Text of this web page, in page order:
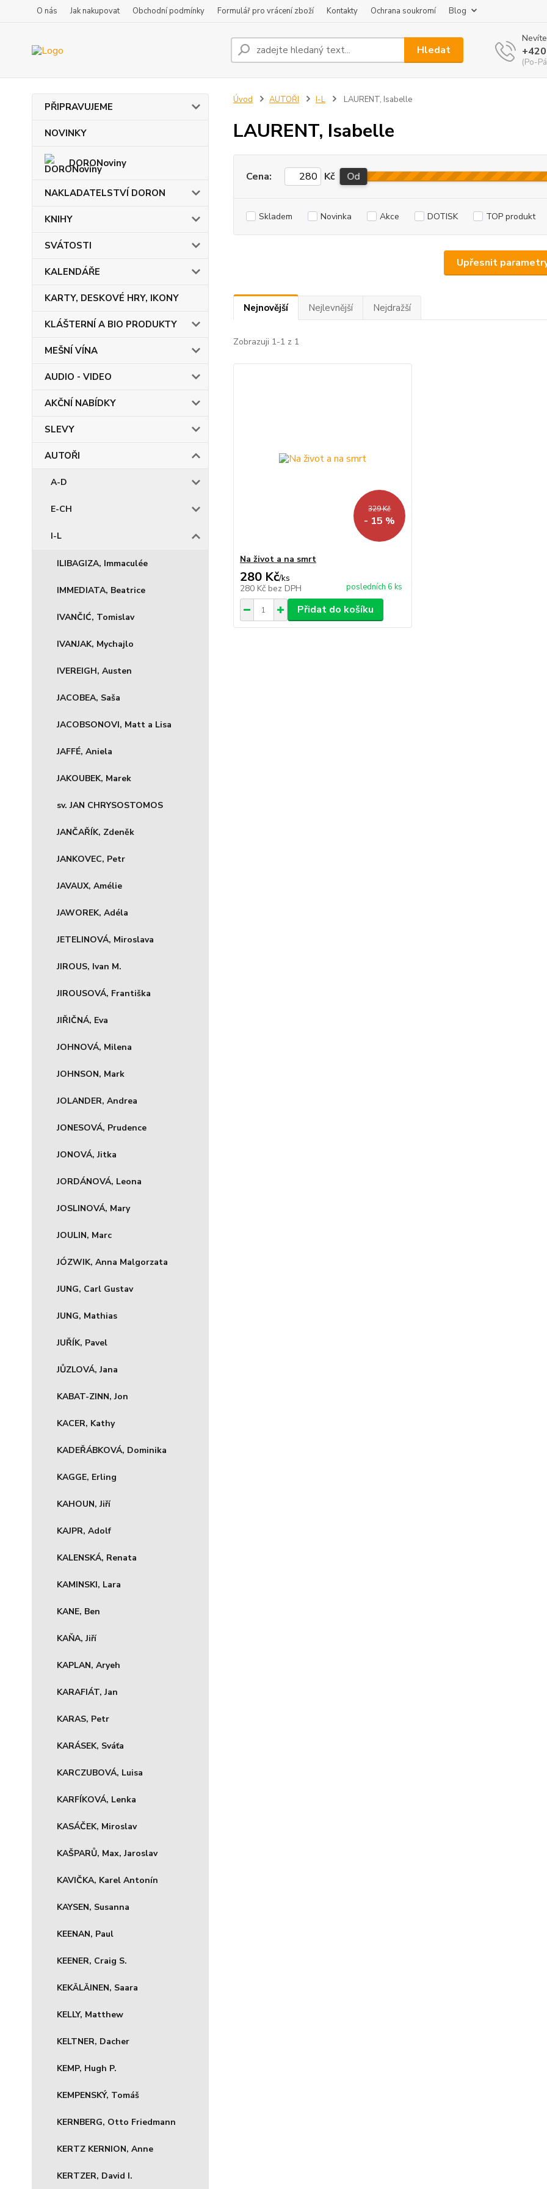
O nás Jak nakupovat Obchodní podmínky Formulář pro vrácení zboží Kontakty Ochrana soukromí Blog
Hledat
(Po-
PŘIPRAVUJEME
NOVINKY
DORONoviny
NAKLADATELSTVÍ DORON
KNIHY
SVÁTOSTI
KALENDÁŘE
KARTY, DESKOVÉ HRY, IKONY
KLÁŠTERNÍ A BIO PRODUKTY
MEŠNÍ VÍNA
AUDIO - VIDEO
AKČNÍ NABÍDKY
SLEVY
AUTOŘI
A-D
E-CH
I-L
ILIBAGIZA, Immaculée
IMMEDIATA, Beatrice
IVANČIĆ, Tomislav
IVANJAK, Mychajlo
IVEREIGH, Austen
JACOBEA, Saša
JACOBSONOVI, Matt a Lisa
JAFFÉ, Aniela
JAKOUBEK, Marek
sv. JAN CHRYSOSTOMOS
JANČAŘÍK, Zdeněk
JANKOVEC, Petr
JAVAUX, Amélie
JAWOREK, Adéla
JETELINOVÁ, Miroslava
JIROUS, Ivan M.
JIROUSOVÁ, Františka
JIŘIČNÁ, Eva
JOHNOVÁ, Milena
JOHNSON, Mark
JOLANDER, Andrea
JONESOVÁ, Prudence
JONOVÁ, Jitka
JORDÁNOVÁ, Leona
JOSLINOVÁ, Mary
JOULIN, Marc
JÓZWIK, Anna Malgorzata
JUNG, Carl Gustav
JUNG, Mathias
JUŘÍK, Pavel
JŮZLOVÁ, Jana
KABAT-ZINN, Jon
KACER, Kathy
KADEŘÁBKOVÁ, Dominika
KAGGE, Erling
KAHOUN, Jiří
KAJPR, Adolf
KALENSKÁ, Renata
KAMINSKI, Lara
KANE, Ben
KAŇA, Jiří
KAPLAN, Aryeh
KARAFIÁT, Jan
KARAS, Petr
KARÁSEK, Sváťa
KARCZUBOVÁ, Luisa
KARFÍKOVÁ, Lenka
KASÁČEK, Miroslav
KAŠPARŮ, Max, Jaroslav
KAVIČKA, Karel Antonín
KAYSEN, Susanna
KEENAN, Paul
KEENER, Craig S.
KEKÄLÄINEN, Saara
KELLY, Matthew
KELTNER, Dacher
KEMP, Hugh P.
KEMPENSKÝ, Tomáš
KERNBERG, Otto Friedmann
KERTZ KERNION, Anne
KERTZER, David I.
Úvod AUTOŘI I-L LAURENT, Isabelle
LAURENT, Isabelle
Upřesnit
Cena: Kč Od
Skladem Novinka Akce DOTISK TOP produkt
Nejnovější Nejlevnější Nejdražší
Zobrazuji 1-1 z 1
329 Kč
- 15 %
Na život a na smrt
280 Kč/ks
280 Kč bez DPH posledních 6 ks
Přidat do košíku